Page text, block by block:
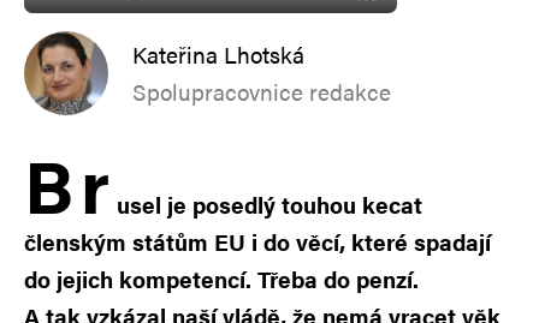
Kateřina Lhotská
Spolupracovnice redakce
Br usel je posedlý touhou kecat
členským státům EU i do věcí, které spadají
do jejich kompetencí. Třeba do penzí.
A tak vzkázal naší vládě, že nemá vracet věk